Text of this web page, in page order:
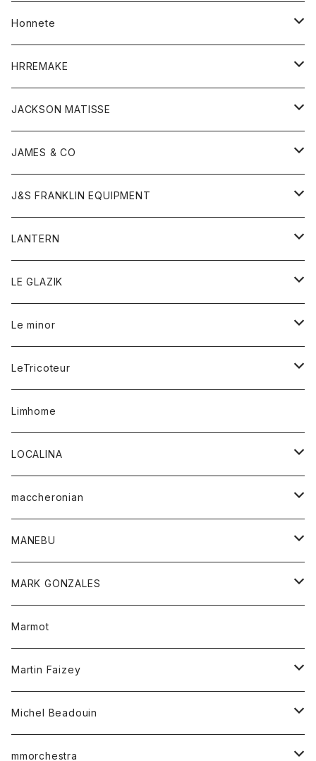
帽子
カーディガン
コート
フリース
アクセサリー
ウォレット
ストール
マフラー
リング
キッズ
Tシャツ
グッズ
アンダーウェア
靴
バンダナ
トップス
カーディガン
ジャケット
タンクトップ
Tシャツ
ベスト
ポロシャツ
ロングスリーブTシャツ
ボトム
オーバーオール
ショートパンツ
レディース
アウター
カーディガン
セーター
チュニック
アウター
カーディガン
コート
キッズ
Tシャツ
ロンパース
グッズ
靴
ストール
トップス
カットソー
シャツ
ボトム
オーバーオール
ショートパンツ
レディース
オーバーオール
シャツ
ワンピース
ワンピース
Honnete
ブラウス
ワンピース
HRREMAKE
バック
キッズ
トレーナー
トップス
Gジャケット
スウェット
帽子
JACKSON MATISSE
Tシャツ
帽子
JAMES & CO
ボトム
J&S FRANKLIN EQUIPMENT
アウター
LANTERN
アウター
Tシャツ
LE GLAZIK
レディース
コート
シャツ
ワンピース
Tシャツ
Le minor
ボトム
スカート
パンツ
レディース
アウター
カットソー
トップス
シャツ
LeTricoteur
カーディガン
Limhome
LOCALINA
ロングスリーブテーシャツ
maccheronian
靴
MANEBU
靴
MARK GONZALES
トップス
Tシャツ
Marmot
Martin Faizey
ベルト
Michel Beadouin
トップス
mmorchestra